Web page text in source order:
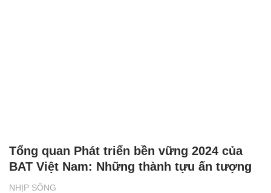
NHỊP SỐNG
Tổng quan Phát triển bền vững 2024 của
BAT Việt Nam: Những thành tựu ấn tượng